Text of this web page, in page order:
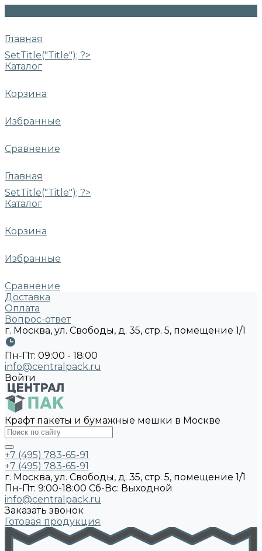
Главная
SetTitle("Title"); ?>
Каталог
Корзина
Избранные
Сравнение
Главная
SetTitle("Title"); ?>
Каталог
Корзина
Избранные
Сравнение
Доставка
Оплата
Вопрос-ответ
г. Москва, ул. Свободы, д. 35, стр. 5, помещение 1/1
Пн-Пт: 09:00 - 18:00
info@centralpack.ru
Войти
Крафт пакеты и бумажные мешки в Москве
+7 (495) 783-65-91
+7 (495) 783-65-91
г. Москва, ул. Свободы, д. 35, стр. 5, помещение 1/1
Пн-Пт: 9:00-18:00 Cб-Вс: Выходной
info@centralpack.ru
Заказать звонок
Готовая продукция